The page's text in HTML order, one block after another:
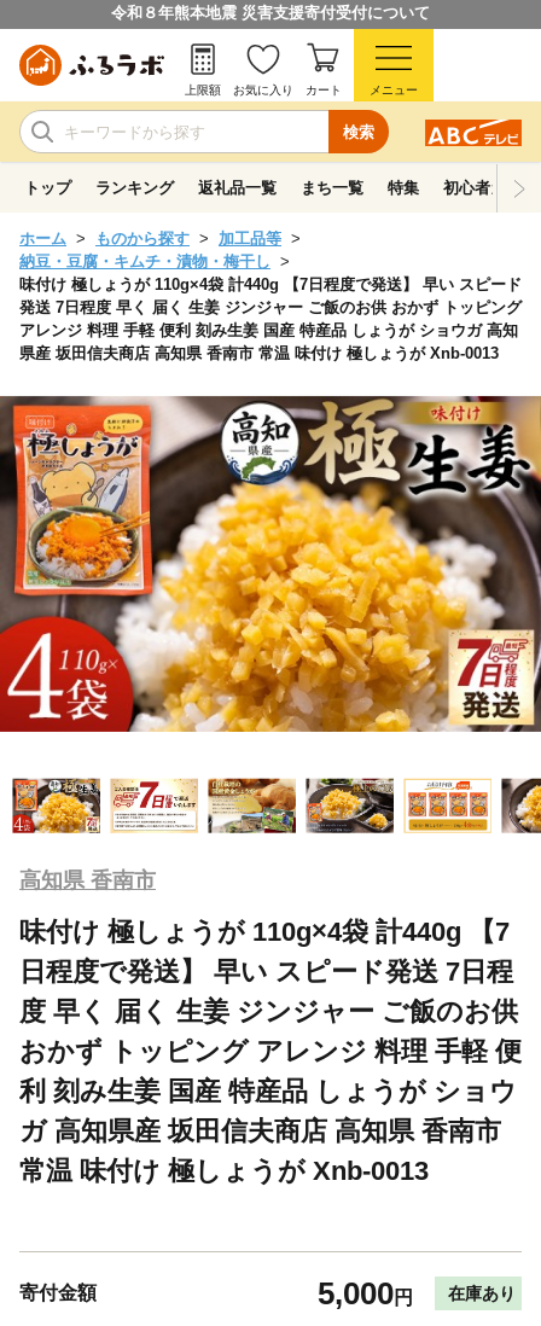
令和８年熊本地震 災害支援寄付受付について
検索
上限額 お気に入り カート メニュー
トップ ランキング 返礼品一覧 まち一覧 特集 初心者ガイド
ホーム ものから探す
加工品等
納豆・豆腐・キムチ・漬物・梅干し
味付け 極しょうが 110g×4袋 計440g 【7日程度で発送】 早い スピード
発送 7日程度 早く 届く 生姜 ジンジャー ご飯のお供 おかず トッピング
アレンジ 料理 手軽 便利 刻み生姜 国産 特産品 しょうが ショウガ 高知
県産 坂田信夫商店 高知県 香南市 常温 味付け 極しょうが Xnb-0013
高知県 香南市
味付け 極しょうが 110g×4袋 計440g 【7
日程度で発送】 早い スピード発送 7日程
度 早く 届く 生姜 ジンジャー ご飯のお供
おかず トッピング アレンジ 料理 手軽 便
利 刻み生姜 国産 特産品 しょうが ショウ
ガ 高知県産 坂田信夫商店 高知県 香南市
常温 味付け 極しょうが Xnb-0013
寄付金額 5,000円 在庫あり